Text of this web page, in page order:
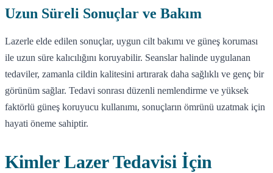
Uzun Süreli Sonuçlar ve Bakım
Lazerle elde edilen sonuçlar, uygun cilt bakımı ve güneş koruması
ile uzun süre kalıcılığını koruyabilir. Seanslar halinde uygulanan
tedaviler, zamanla cildin kalitesini artırarak daha sağlıklı ve genç bir
görünüm sağlar. Tedavi sonrası düzenli nemlendirme ve yüksek
faktörlü güneş koruyucu kullanımı, sonuçların ömrünü uzatmak için
hayati öneme sahiptir.
Kimler Lazer Tedavisi İçin